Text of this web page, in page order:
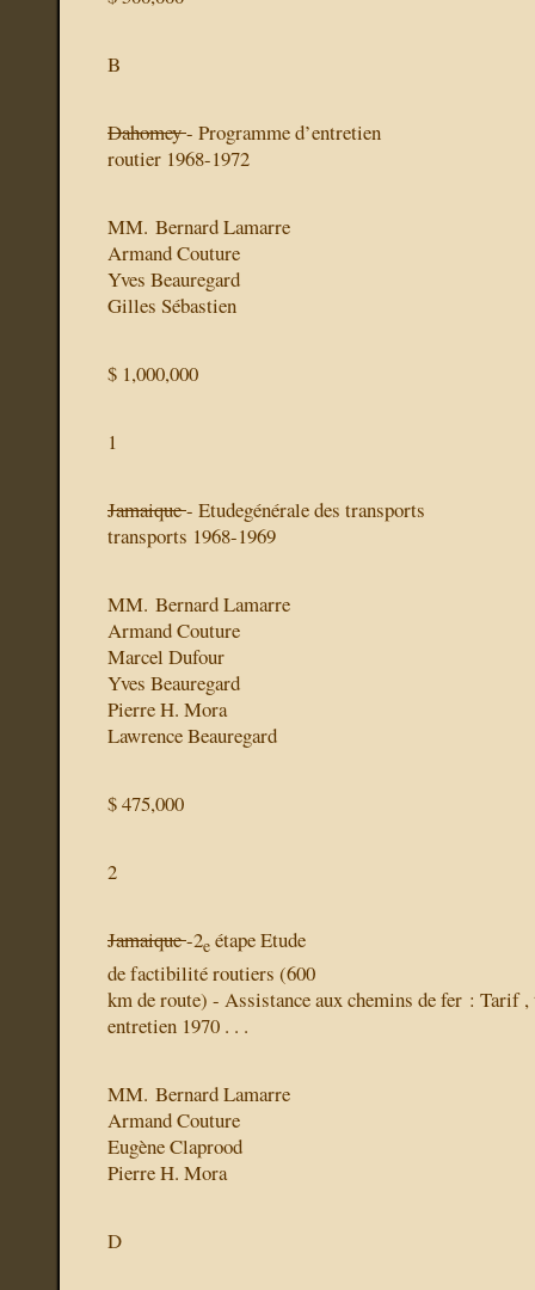
B
Dahomey- Programme d’entretien
routier 1968-1972
MM. Bernard Lamarre
Armand Couture
Yves Beauregard
Gilles Sébastien
$ 1,000,000
1
Jamaique- Etudegénérale des transports
transports 1968-1969
MM. Bernard Lamarre
Armand Couture
Marcel Dufour
Yves Beauregard
Pierre H. Mora
Lawrence Beauregard
$ 475,000
2
Jamaique-2e étape Etude
de factibilité routiers (600
km de route) - Assistance aux chemins de fer : Tarif
entretien 1970 . . .
MM. Bernard Lamarre
Armand Couture
Eugène Claprood
Pierre H. Mora
D